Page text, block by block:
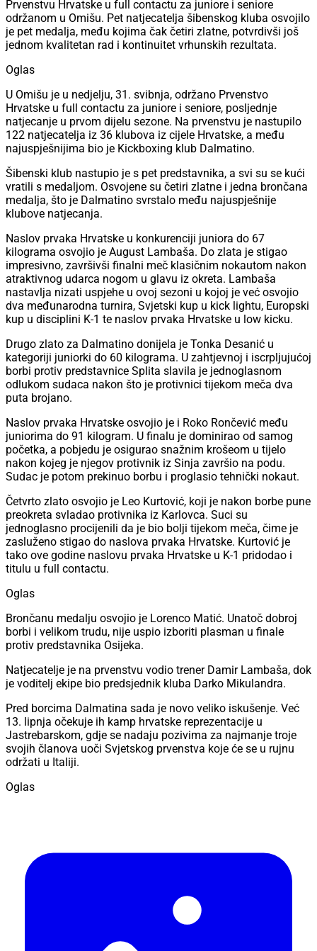
Prvenstvu Hrvatske u full contactu za juniore i seniore
održanom u Omišu. Pet natjecatelja šibenskog kluba osvojilo
je pet medalja, među kojima čak četiri zlatne, potvrdivši još
jednom kvalitetan rad i kontinuitet vrhunskih rezultata.
Oglas
U Omišu je u nedjelju, 31. svibnja, održano Prvenstvo
Hrvatske u full contactu za juniore i seniore, posljednje
natjecanje u prvom dijelu sezone. Na prvenstvu je nastupilo
122 natjecatelja iz 36 klubova iz cijele Hrvatske, a među
najuspješnijima bio je Kickboxing klub Dalmatino.
Šibenski klub nastupio je s pet predstavnika, a svi su se kući
vratili s medaljom. Osvojene su četiri zlatne i jedna brončana
medalja, što je Dalmatino svrstalo među najuspješnije
klubove natjecanja.
Naslov prvaka Hrvatske u konkurenciji juniora do 67
kilograma osvojio je August Lambaša. Do zlata je stigao
impresivno, završivši finalni meč klasičnim nokautom nakon
atraktivnog udarca nogom u glavu iz okreta. Lambaša
nastavlja nizati uspjehe u ovoj sezoni u kojoj je već osvojio
dva međunarodna turnira, Svjetski kup u kick lightu, Europski
kup u disciplini K-1 te naslov prvaka Hrvatske u low kicku.
Drugo zlato za Dalmatino donijela je Tonka Desanić u
kategoriji juniorki do 60 kilograma. U zahtjevnoj i iscrpljujućoj
borbi protiv predstavnice Splita slavila je jednoglasnom
odlukom sudaca nakon što je protivnici tijekom meča dva
puta brojano.
Naslov prvaka Hrvatske osvojio je i Roko Rončević među
juniorima do 91 kilogram. U finalu je dominirao od samog
početka, a pobjedu je osigurao snažnim krošeom u tijelo
nakon kojeg je njegov protivnik iz Sinja završio na podu.
Sudac je potom prekinuo borbu i proglasio tehnički nokaut.
Četvrto zlato osvojio je Leo Kurtović, koji je nakon borbe pune
preokreta svladao protivnika iz Karlovca. Suci su
jednoglasno procijenili da je bio bolji tijekom meča, čime je
zasluženo stigao do naslova prvaka Hrvatske. Kurtović je
tako ove godine naslovu prvaka Hrvatske u K-1 pridodao i
titulu u full contactu.
Oglas
Brončanu medalju osvojio je Lorenco Matić. Unatoč dobroj
borbi i velikom trudu, nije uspio izboriti plasman u finale
protiv predstavnika Osijeka.
Natjecatelje je na prvenstvu vodio trener Damir Lambaša, dok
je voditelj ekipe bio predsjednik kluba Darko Mikulandra.
Pred borcima Dalmatina sada je novo veliko iskušenje. Već
13. lipnja očekuje ih kamp hrvatske reprezentacije u
Jastrebarskom, gdje se nadaju pozivima za najmanje troje
svojih članova uoči Svjetskog prvenstva koje će se u rujnu
održati u Italiji.
Oglas